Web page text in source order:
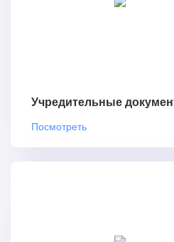
Учредительные
Посмотреть